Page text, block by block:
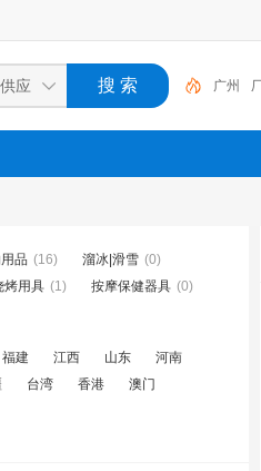
广州
福 咏玖
品 (16) 溜冰|滑雪 (0)
烤用具 (1) 按摩保健器具 (0)
福建 江西 山东
河南
台湾 香港 澳门